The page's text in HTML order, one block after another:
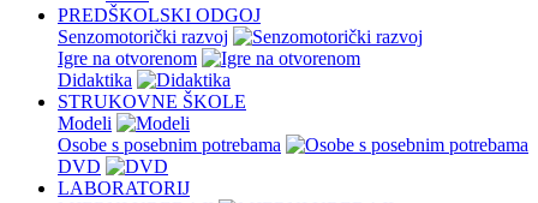
PREDŠKOLSKI ODGOJ
Senzomotorički razvoj
Igre na otvorenom
Didaktika
STRUKOVNE ŠKOLE
Modeli
Osobe s posebnim potrebama
DVD
LABORATORIJ